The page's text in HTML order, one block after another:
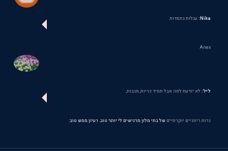
Nika: עגלות נחמדות
Anex
ליל: לא יודעת למה אבל תמיד כריות, מגבות,
נרות ריחניים יוקרתיים של בתי מלון מרגישים לי יותר טוב. רעיון ממש טוב.